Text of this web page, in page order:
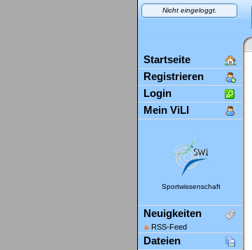
Nicht eingeloggt.
Startseite
Registrieren
Login
Mein ViLI
Sportwissenschaft
Neuigkeiten
RSS-Feed
Dateien